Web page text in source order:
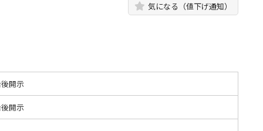
気になる（値下げ通知）
開示
開示